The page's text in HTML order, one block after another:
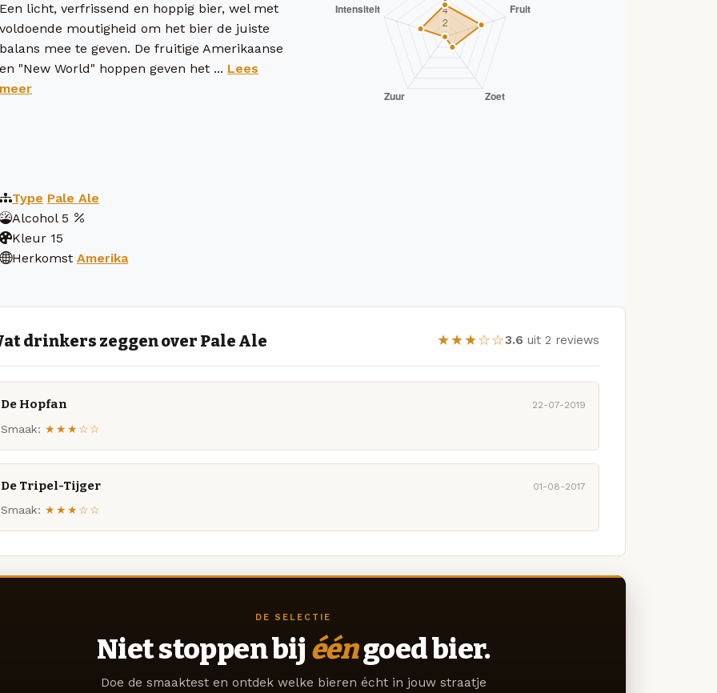
Een licht, verfrissend en hoppig bier, wel met
voldoende moutigheid om het bier de juiste
balans mee te geven. De fruitige Amerikaanse
en "New World" hoppen geven het ... Lees
meer
Type Pale Ale
Alcohol 5
Kleur 15
Herkomst Amerika
drinkers zeggen over Pale Ale ★★★☆☆3.6 uit 2 reviews
De Hopfan 22-07-2019
Smaak: ★★★☆☆
De Tripel-Tijger 01-08-2017
Smaak: ★★★☆☆
DE SELECTIE
Niet stoppen bij ééngoed bier.
Doe de smaaktest en ontdek welke bieren écht in jouw straatje